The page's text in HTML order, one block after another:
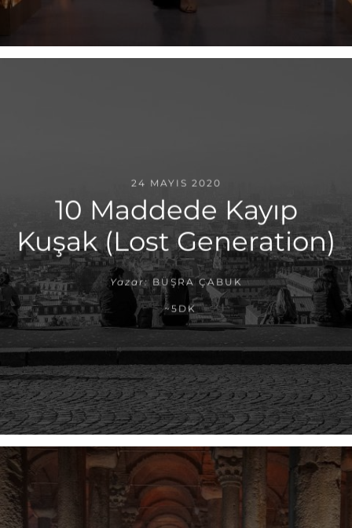
24 MAYIS 2020
10 Maddede Kayıp
Kuşak (Lost Generation)
Yazar: BÜŞRA ÇABUK
~5DK